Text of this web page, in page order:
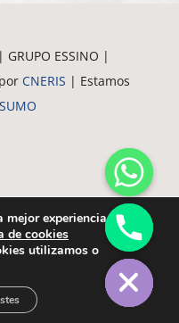
ESSINO |
CNERIS | Estamos
Crematorio de
de Mascotas en
Crematorio de
experiencia en
de cookies
utilizamos o
Hide
chaty